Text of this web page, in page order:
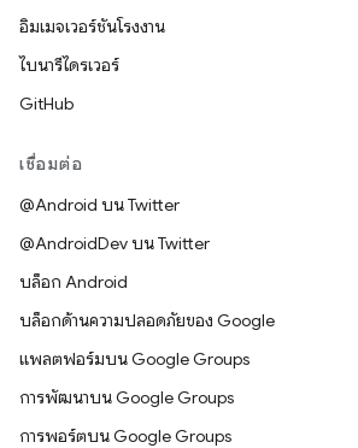
อิมเมจเวอร์ชันโรงงาน
ไบนารีไดรเวอร์
GitHub
เชื่อมต่อ
@Android บน Twitter
@AndroidDev บน Twitter
บล็อก Android
บล็อกด้านความปลอดภัยของ Google
แพลตฟอร์มบน Google Groups
การพัฒนาบน Google Groups
การพอร์ตบน Google Groups